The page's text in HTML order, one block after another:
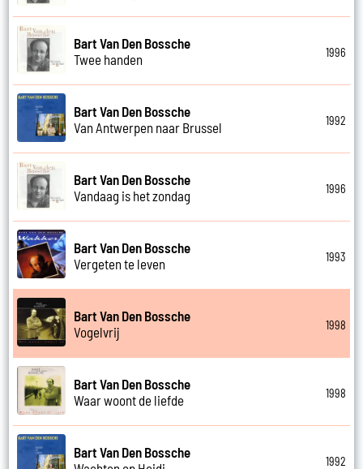
Bart Van Den Bossche
Twee handen
1996
Bart Van Den Bossche
Van Antwerpen naar Brussel
1992
Bart Van Den Bossche
Vandaag is het zondag
1996
Bart Van Den Bossche
Vergeten te leven
1993
Bart Van Den Bossche
Vogelvrij
1998
Bart Van Den Bossche
Waar woont de liefde
1998
Bart Van Den Bossche
1992